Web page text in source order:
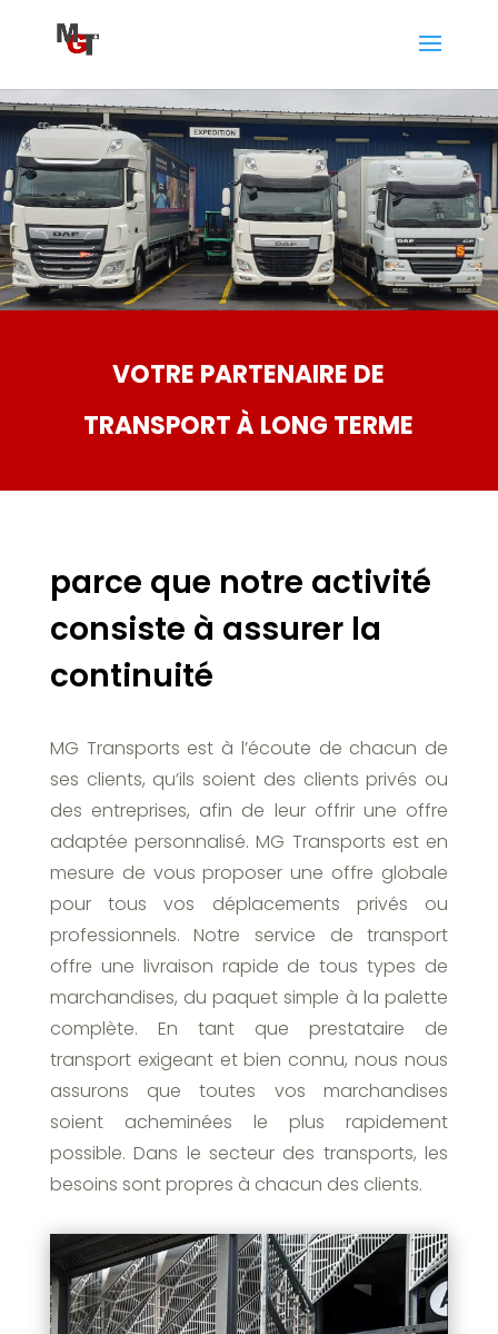
VOTRE PARTENAIRE DE
TRANSPORT À LONG TERME
parce que notre activité
consiste à assurer la
continuité
MG Transports est à l’écoute de chacun de
ses clients, qu’ils soient des clients privés ou
des entreprises, afin de leur offrir une offre
adaptée personnalisé. MG Transports est en
mesure de vous proposer une offre globale
pour tous vos déplacements privés ou
professionnels. Notre service de transport
offre une livraison rapide de tous types de
marchandises, du paquet simple à la palette
complète. En tant que prestataire de
transport exigeant et bien connu, nous nous
assurons que toutes vos marchandises
soient acheminées le plus rapidement
possible. Dans le secteur des transports, les
besoins sont propres à chacun des clients.